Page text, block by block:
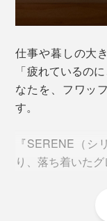
仕事や暮しの大
「疲れているの
なたを、フワッ
す。
『SERENE（
り、落ち着いたグ